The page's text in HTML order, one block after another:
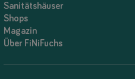
Sanitätshäuser
Shops
Magazin
Über FiNiFuchs